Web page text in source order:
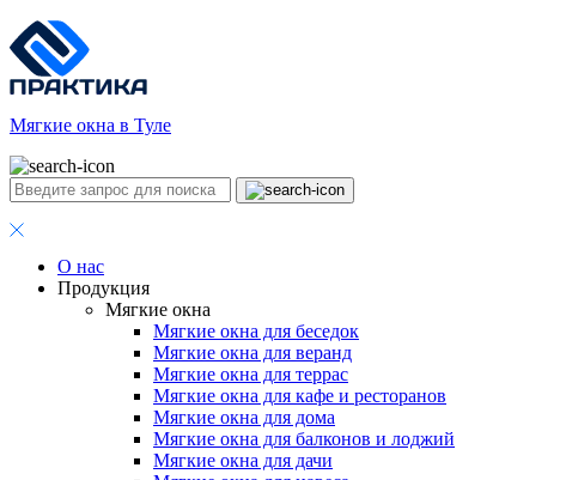
Мягкие окна в Туле
О нас
Продукция
Мягкие окна
Мягкие окна для беседок
Мягкие окна для веранд
Мягкие окна для террас
Мягкие окна для кафе и ресторанов
Мягкие окна для дома
Мягкие окна для балконов и лоджий
Мягкие окна для дачи